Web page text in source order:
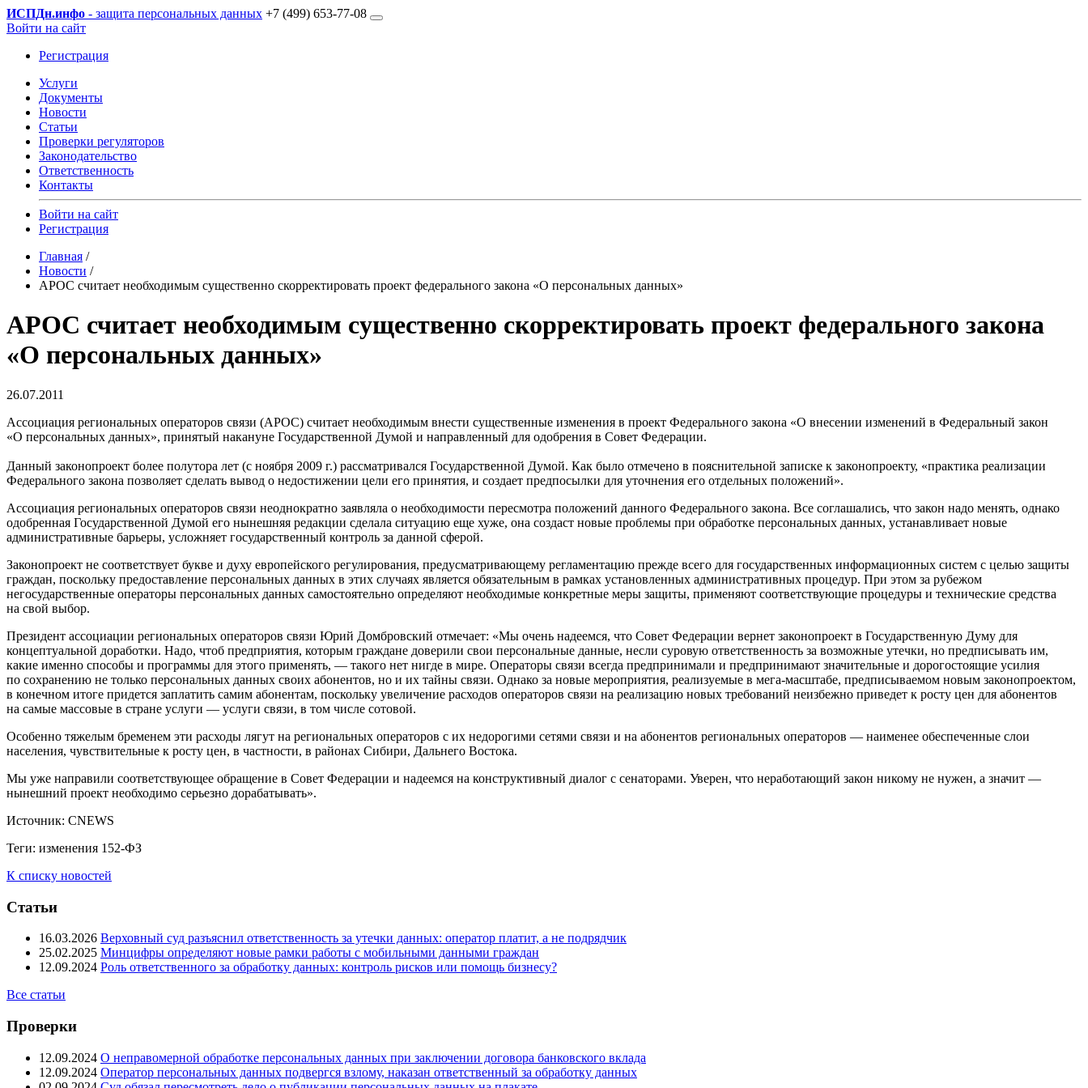
ИСПДн.инфо - защита персональных данных +7 (499) 653-77-08
Войти на сайт
Регистрация
Услуги
Документы
Новости
Статьи
Проверки регуляторов
Законодательство
Ответственность
Контакты
Войти на сайт
Регистрация
Главная /
Новости /
АРОС считает необходимым существенно скорректировать проект федерального закона «О персональных данных»
АРОС считает необходимым существенно скорректировать проект федерального закона
«О персональных данных»
26.07.2011
Ассоциация региональных операторов связи (АРОС) считает необходимым внести существенные изменения в проект Федерального закона «О внесении изменений в Федеральный закон
«О персональных данных», принятый накануне Государственной Думой и направленный для одобрения в Совет Федерации.
Данный законопроект более полутора лет (с ноября 2009 г.) рассматривался Государственной Думой. Как было отмечено в пояснительной записке к законопроекту, «практика реализации
Федерального закона позволяет сделать вывод о недостижении цели его принятия, и создает предпосылки для уточнения его отдельных положений».
Ассоциация региональных операторов связи неоднократно заявляла о необходимости пересмотра положений данного Федерального закона. Все соглашались, что закон надо менять, однако
одобренная Государственной Думой его нынешняя редакции сделала ситуацию еще хуже, она создаст новые проблемы при обработке персональных данных, устанавливает новые
административные барьеры, усложняет государственный контроль за данной сферой.
Законопроект не соответствует букве и духу европейского регулирования, предусматривающему регламентацию прежде всего для государственных информационных систем с целью защиты
граждан, поскольку предоставление персональных данных в этих случаях является обязательным в рамках установленных административных процедур. При этом за рубежом
негосударственные операторы персональных данных самостоятельно определяют необходимые конкретные меры защиты, применяют соответствующие процедуры и технические средства
на свой выбор.
Президент ассоциации региональных операторов связи Юрий Домбровский отмечает: «Мы очень надеемся, что Совет Федерации вернет законопроект в Государственную Думу для
концептуальной доработки. Надо, чтоб предприятия, которым граждане доверили свои персональные данные, несли суровую ответственность за возможные утечки, но предписывать им,
какие именно способы и программы для этого применять, — такого нет нигде в мире. Операторы связи всегда предпринимали и предпринимают значительные и дорогостоящие усилия
по сохранению не только персональных данных своих абонентов, но и их тайны связи. Однако за новые мероприятия, реализуемые в мега-масштабе, предписываемом новым законопроектом,
в конечном итоге придется заплатить самим абонентам, поскольку увеличение расходов операторов связи на реализацию новых требований неизбежно приведет к росту цен для абонентов
на самые массовые в стране услуги — услуги связи, в том числе сотовой.
Особенно тяжелым бременем эти расходы лягут на региональных операторов с их недорогими сетями связи и на абонентов региональных операторов — наименее обеспеченные слои
населения, чувствительные к росту цен, в частности, в районах Сибири, Дальнего Востока.
Мы уже направили соответствующее обращение в Совет Федерации и надеемся на конструктивный диалог с сенаторами. Уверен, что неработающий закон никому не нужен, а значит —
нынешний проект необходимо серьезно дорабатывать».
Источник: CNEWS
Теги: изменения 152-ФЗ
К списку новостей
Статьи
16.03.2026 Верховный суд разъяснил ответственность за утечки данных: оператор платит, а не подрядчик
25.02.2025 Минцифры определяют новые рамки работы с мобильными данными граждан
12.09.2024 Роль ответственного за обработку данных: контроль рисков или помощь бизнесу?
Все статьи
Проверки
12.09.2024 О неправомерной обработке персональных данных при заключении договора банковского вклада
12.09.2024 Оператор персональных данных подвергся взлому, наказан ответственный за обработку данных